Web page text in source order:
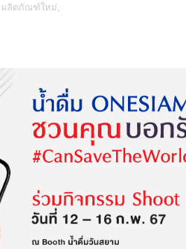
ผลิตภัณฑ์ใหม่,